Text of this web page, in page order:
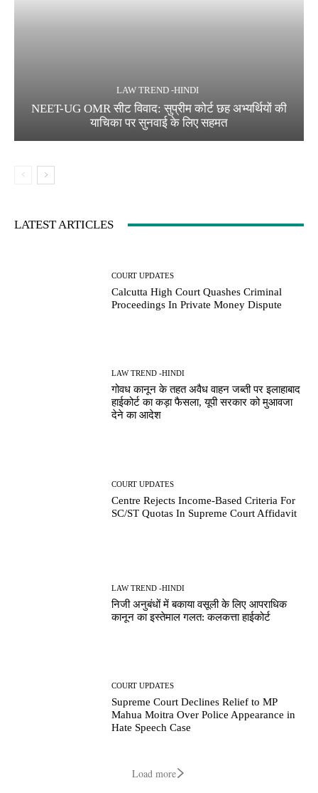
LAW TREND -HINDI
NEET-UG OMR सीट विवाद: सुप्रीम कोर्ट छह अभ्यर्थियों की
याचिका पर सुनवाई के लिए सहमत
LATEST ARTICLES
COURT UPDATES
Calcutta High Court Quashes Criminal
Proceedings In Private Money Dispute
LAW TREND -HINDI
गोवध कानून के तहत अवैध वाहन जब्ती पर इलाहाबाद
हाईकोर्ट का कड़ा फैसला, यूपी सरकार को मुआवजा
देने का आदेश
COURT UPDATES
Centre Rejects Income-Based Criteria For
SC/ST Quotas In Supreme Court Affidavit
LAW TREND -HINDI
निजी अनुबंधों में बकाया वसूली के लिए आपराधिक
कानून का इस्तेमाल गलत: कलकत्ता हाईकोर्ट
COURT UPDATES
Supreme Court Declines Relief to MP
Mahua Moitra Over Police Appearance in
Hate Speech Case
Load more